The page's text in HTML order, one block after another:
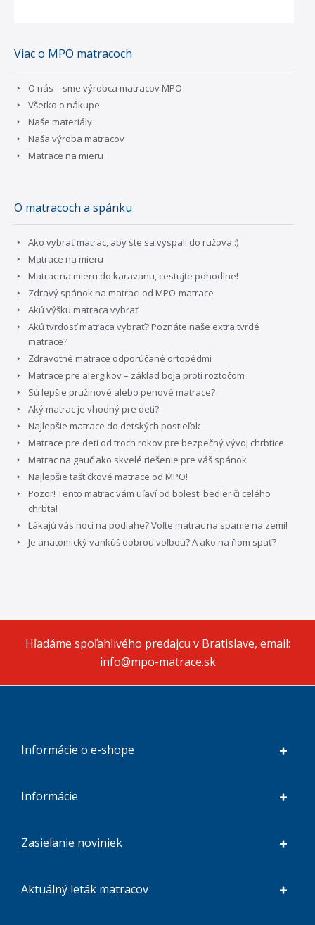
Viac o MPO matracoch
O nás – sme výrobca matracov MPO
Všetko o nákupe
Naše materiály
Naša výroba matracov
Matrace na mieru
O matracoch a spánku
Ako vybrať matrac, aby ste sa vyspali do ružova :)
Matrace na mieru
Matrac na mieru do karavanu, cestujte pohodlne!
Zdravý spánok na matraci od MPO-matrace
Akú výšku matraca vybrať
Akú tvrdosť matraca vybrať? Poznáte naše extra tvrdé
matrace?
Zdravotné matrace odporúčané ortopédmi
Matrace pre alergikov – základ boja proti roztočom
Sú lepšie pružinové alebo penové matrace?
Aký matrac je vhodný pre deti?
Najlepšie matrace do detských postieľok
Matrace pre deti od troch rokov pre bezpečný vývoj chrbtice
Matrac na gauč ako skvelé riešenie pre váš spánok
Najlepšie taštičkové matrace od MPO!
Pozor! Tento matrac vám uľaví od bolesti bedier či celého
chrbta!
Lákajú vás noci na podlahe? Voľte matrac na spanie na zemi!
Je anatomický vankúš dobrou voľbou? A ako na ňom spať?
Hľadáme spoľahlivého predajcu v Bratislave, email:
info@mpo-matrace.sk
Informácie o e-shope
Informácie
Zasielanie noviniek
Aktuálný leták matracov